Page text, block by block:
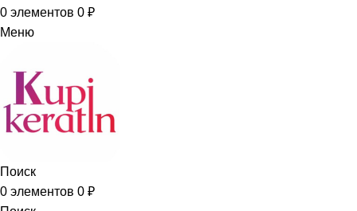
0 элементов 0 ₽
Меню
Поиск
0 элементов 0 ₽